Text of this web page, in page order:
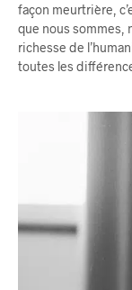
façon meurtrière,
que nous sommes,
richesse de
toutes les